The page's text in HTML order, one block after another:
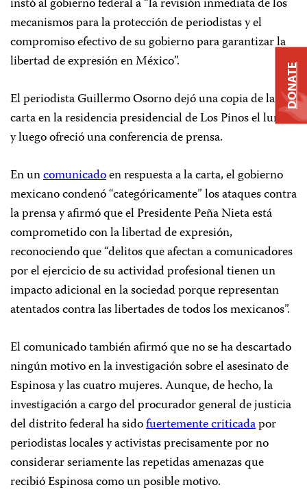
instó al gobierno federal a “la revisión inmediata de los
mecanismos para la protección de periodistas y el
compromiso efectivo de su gobierno para garantizar la
libertad de expresión en México”.
El periodista Guillermo Osorno dejó una copia de la
carta en la residencia presidencial de Los Pinos el lunes
y luego ofreció una conferencia de prensa.
En uncomunicadoen respuesta a la carta, el gobierno
mexicano condenó “categóricamente” los ataques contra
la prensa y afirmó que el Presidente Peña Nieta está
comprometido con la libertad de expresión,
reconociendo que “delitos que afectan a comunicadores
por el ejercicio de su actividad profesional tienen un
impacto adicional en la sociedad porque representan
atentados contra las libertades de todos los mexicanos”.
El comunicado también afirmó que no se ha descartado
ningún motivo en la investigación sobre el asesinato de
Espinosa y las cuatro mujeres. Aunque, de hecho, la
investigación a cargo del procurador general de justicia
del distrito federal ha sidofuertemente criticadapor
periodistas locales y activistas precisamente por no
considerar seriamente las repetidas amenazas que
recibió Espinosa como un posible motivo.
DONATE